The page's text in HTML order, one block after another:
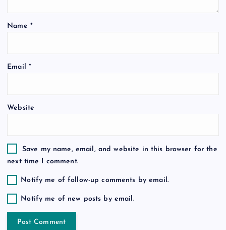
i
o
Name *
Email *
Website
Save my name, email, and website in this browser for the
next time I comment.
Notify me of follow-up comments by email.
Notify me of new posts by email.